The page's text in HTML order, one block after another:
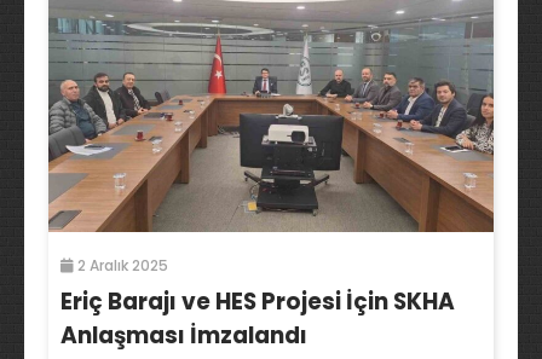
2 Aralık 2025
Eriç Barajı ve HES Projesi İçin SKHA
Anlaşması İmzalandı